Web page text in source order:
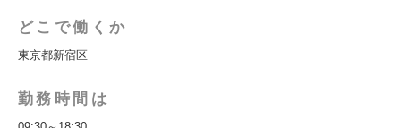
どこで働くか
東京都新宿区
勤務時間は